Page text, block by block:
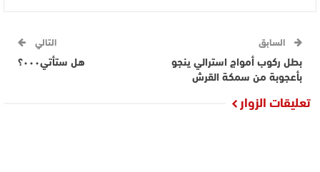
السابق
بطل ركوب أمواج استرالي ينجو
بأعجوبة من سمكة القرش
التالي
هل ستأتي٠٠٠؟
تعليقات الزوار